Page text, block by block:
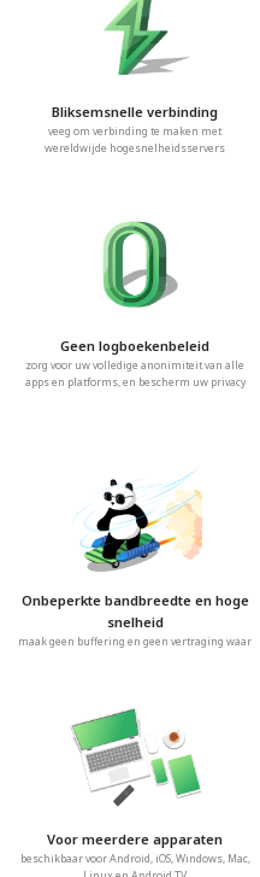
Bliksemsnelle verbinding
veeg om verbinding te maken met
wereldwijde hogesnelheidsservers
Geen logboekenbeleid
zorg voor uw volledige anonimiteit van alle
apps en platforms, en bescherm uw privacy
Onbeperkte bandbreedte en hoge
snelheid
maak geen buffering en geen vertraging waar
Voor meerdere apparaten
beschikbaar voor Android, iOS, Windows, Mac,